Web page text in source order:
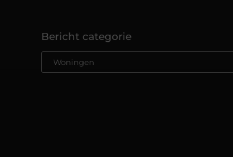
Bericht categorie